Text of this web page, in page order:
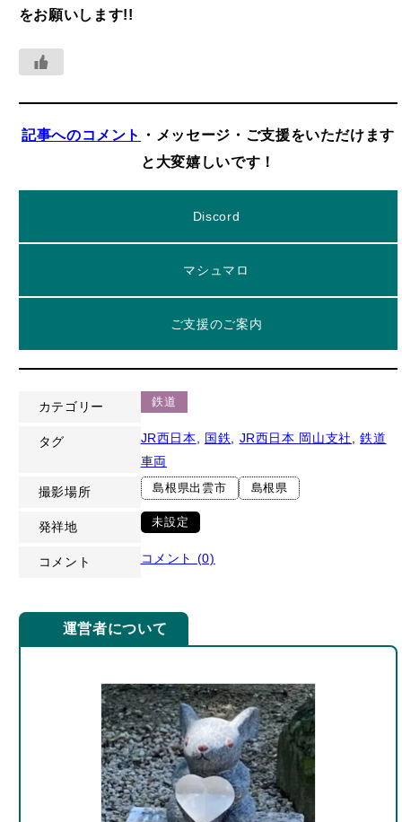
をお願いします!!
記事へのコメント
・メッセージ・ご支援をいただけます
と大変嬉しいです！
Discord
マシュマロ
ご支援のご案内
カテゴリー 鉄道
タグ JR西日本 国鉄 JR西日本 岡山支社 , 鉄道
車両
撮影場所 島根県出雲市 島根県
発祥地 未設定
コメント コメント (0)
運営者について